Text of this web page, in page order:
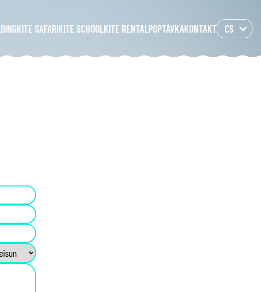
KITE SAFARIKITE SCHOOLKITE RENTALPOPTÁVKAKONTAKT CS